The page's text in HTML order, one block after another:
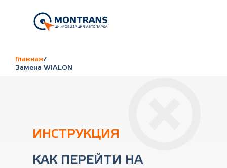
Главная/
Замена WIALON
КАК ПЕРЕЙТИ НА
ИНСТРУКЦИЯ